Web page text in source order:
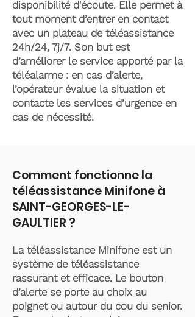
disponibilité d'écoute. Elle permet à
tout moment d’entrer en contact
avec un plateau de téléassistance
24h/24, 7j/7. Son but est
d’améliorer le service apporté par la
téléalarme : en cas d’alerte,
l’opérateur évalue la situation et
contacte les services d’urgence en
cas de nécessité.
Comment fonctionne la
téléassistance Minifone à
SAINT-GEORGES-LE-
GAULTIER ?
La téléassistance Minifone est un
système de téléassistance
rassurant et efficace. Le bouton
d’alerte se porte au choix au
poignet ou autour du cou du senior.